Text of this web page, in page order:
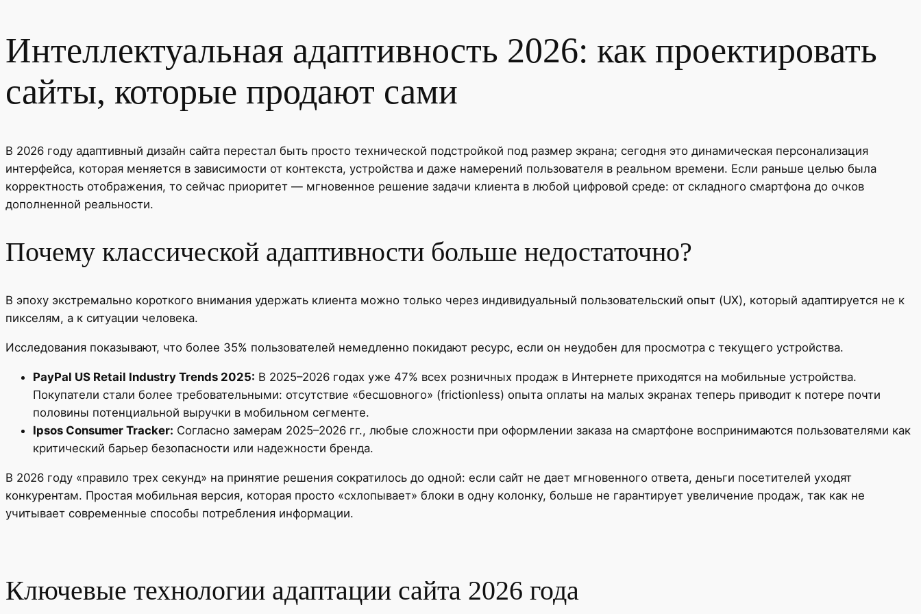
Интеллектуальная адаптивность 2026: как проектировать
сайты, которые продают сами
В 2026 году адаптивный дизайн сайта перестал быть просто технической подстройкой под размер экрана; сегодня это динамическая персонализация
интерфейса, которая меняется в зависимости от контекста, устройства и даже намерений пользователя в реальном времени. Если раньше целью была
корректность отображения, то сейчас приоритет — мгновенное решение задачи клиента в любой цифровой среде: от складного смартфона до очков
дополненной реальности.
Почему классической адаптивности больше недостаточно?
В эпоху экстремально короткого внимания удержать клиента можно только через индивидуальный пользовательский опыт (UX), который адаптируется не к
пикселям, а к ситуации человека.
Исследования показывают, что более 35% пользователей немедленно покидают ресурс, если он неудобен для просмотра с текущего устройства.
PayPal US Retail Industry Trends 2025: В 2025–2026 годах уже 47% всех розничных продаж в Интернете приходятся на мобильные устройства.
Покупатели стали более требовательными: отсутствие «бесшовного» (frictionless) опыта оплаты на малых экранах теперь приводит к потере почти
половины потенциальной выручки в мобильном сегменте.
Ipsos Consumer Tracker: Согласно замерам 2025–2026 гг., любые сложности при оформлении заказа на смартфоне воспринимаются пользователями как
критический барьер безопасности или надежности бренда.
В 2026 году «правило трех секунд» на принятие решения сократилось до одной: если сайт не дает мгновенного ответа, деньги посетителей уходят
конкурентам. Простая мобильная версия, которая просто «схлопывает» блоки в одну колонку, больше не гарантирует увеличение продаж, так как не
учитывает современные способы потребления информации.
Ключевые технологии адаптации сайта 2026 года